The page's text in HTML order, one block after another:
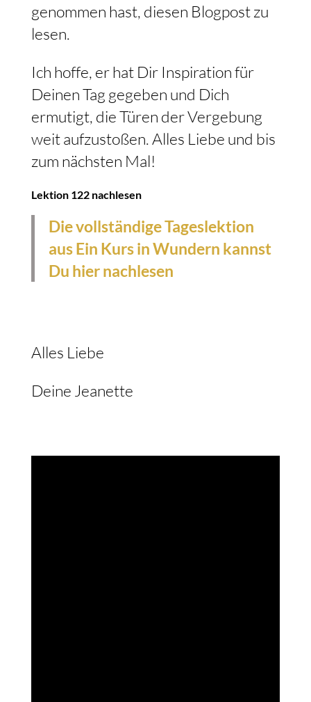
genommen hast, diesen Blogpost zu
lesen.
Ich hoffe, er hat Dir Inspiration für
Deinen Tag gegeben und Dich
ermutigt, die Türen der Vergebung
weit aufzustoßen. Alles Liebe und bis
zum nächsten Mal!
Lektion 122 nachlesen
Die vollständige Tageslektion
aus Ein Kurs in Wundern kannst
Du hier nachlesen
Alles Liebe
Deine Jeanette